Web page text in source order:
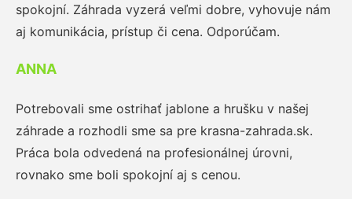
spokojní. Záhrada vyzerá veľmi dobre, vyhovuje nám
aj komunikácia, prístup či cena. Odporúčam.
ANNA
Potrebovali sme ostrihať jablone a hrušku v našej
záhrade a rozhodli sme sa pre krasna-zahrada.sk.
Práca bola odvedená na profesionálnej úrovni,
rovnako sme boli spokojní aj s cenou.